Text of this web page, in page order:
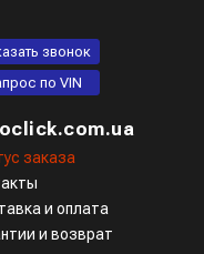
звонок
по VIN
заказа
и оплата
и возврат